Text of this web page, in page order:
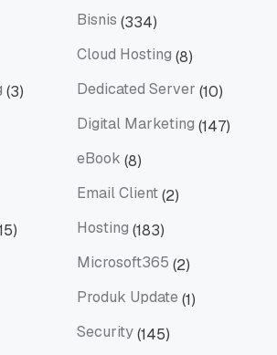
Bisnis (334)
Cloud Hosting (8)
(3) Dedicated Server (10)
Digital Marketing (147)
eBook (8)
Email Client(2)
Hosting (183)
Microsoft365 (2)
Produk Update (1)
Security(145)